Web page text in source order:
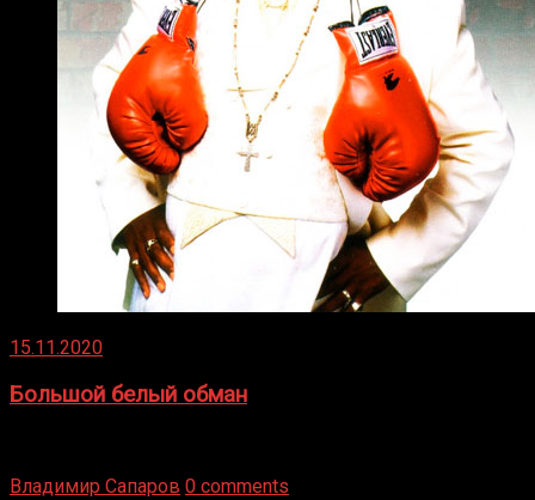
15.11.2020
Большой белый обман
Владимир Сапаров 0 comments